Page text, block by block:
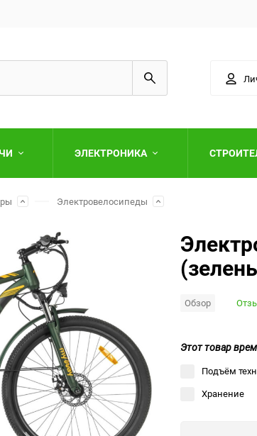
Выберите
Выберите
Выберите
ЭЛЕКТРОНИКА
Выберите
Электровелосипеды
Обзор
Этот товар
Подъём
Хранение